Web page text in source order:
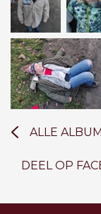
ALLE
DEEL OP